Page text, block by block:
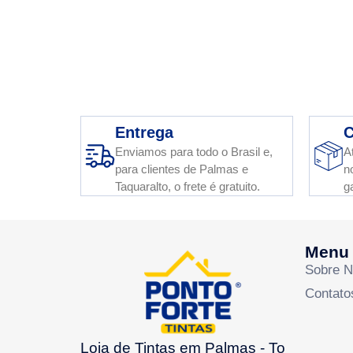
Entrega
Enviamos para todo o Brasil e,
para clientes de Palmas e
Taquaralto, o frete é gratuito.
Loja de Tintas em Palmas - To
Menu
Sobre